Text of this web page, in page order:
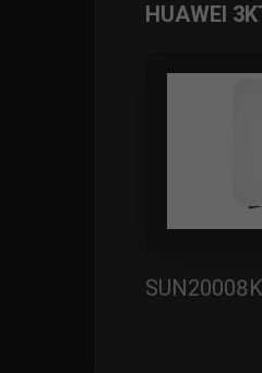
HUAWEI